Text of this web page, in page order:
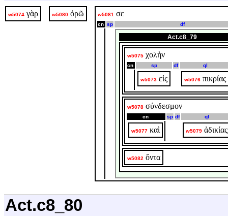
w5074 γὰρ w5080 ὁρῶ w5081 σε
cn sp df
Act.c8_79
w5075 χολὴν
cn sp df ql
w5073 εἰς w5076 πικρίας
w5078 σύνδεσμον
cn sp df ql
w5077 καὶ w5079 ἀδικίας
w5082 ὄντα
Act.c8_80